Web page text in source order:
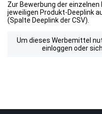
Zur Bewerbung der
jeweiligen Produkt-Deeplink
(Spalte Deeplink der CSV).
Um dieses Werbemittel
einloggen oder sich